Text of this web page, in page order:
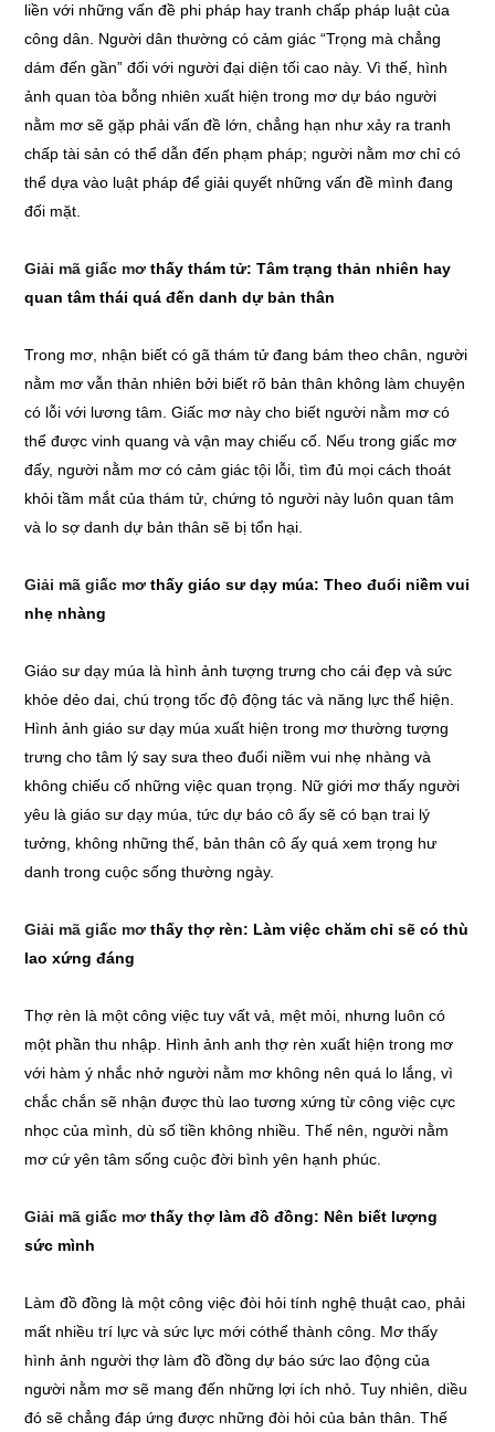
liền với những vấn đề phi pháp hay tranh chấp pháp luật của
công dân. Người dân thường có cảm giác “Trọng mà chẳng
dám đến gần” đối với người đại diện tối cao này. Vì thế, hình
ảnh quan tòa bỗng nhiên xuất hiện trong mơ dự báo người
nằm mơ sẽ gặp phải vấn đề lớn, chẳng hạn như xảy ra tranh
chấp tài sản có thể dẫn đến phạm pháp; người nằm mơ chỉ có
thể dựa vào luật pháp để giải quyết những vấn đề mình đang
đối mặt.
Giải mã giấc mơthấy thám tử: Tâm trạng thản nhiên hay
quan tâm thái quá đến danh dự bản thân
Trong mơ, nhận biết có gã thám tử đang bám theo chân, người
nằm mơ vẫn thản nhiên bởi biết rõ bản thân không làm chuyện
có lỗi với lương tâm. Giấc mơ này cho biết người nằm mơ có
thể được vinh quang và vận may chiếu cố. Nếu trong giấc mơ
đấy, người nằm mơ có cảm giác tội lỗi, tìm đủ mọi cách thoát
khỏi tầm mắt của thám tử, chứng tỏ người này luôn quan tâm
và lo sợ danh dự bản thân sẽ bị tổn hại.
Giải mã giấc mơthấy giáo sư dạy múa: Theo đuổi niềm vui
nhẹ nhàng
Giáo sư dạy múa là hình ảnh tượng trưng cho cái đẹp và sức
khỏe dẻo dai, chú trọng tốc độ động tác và năng lực thể hiện.
Hình ảnh giáo sư dạy múa xuất hiện trong mơ thường tượng
trưng cho tâm lý say sưa theo đuổi niềm vui nhẹ nhàng và
không chiếu cố những việc quan trọng. Nữ giới mơ thấy người
yêu là giáo sư dạy múa, tức dự báo cô ấy sẽ có bạn trai lý
tưởng, không những thế, bản thân cô ấy quá xem trọng hư
danh trong cuộc sống thường ngày.
Giải mã giấc mơthấy thợ rèn: Làm việc chăm chỉ sẽ có thù
lao xứng đáng
Thợ rèn là một công việc tuy vất vả, mệt mỏi, nhưng luôn có
một phần thu nhập. Hình ảnh anh thợ rèn xuất hiện trong mơ
với hàm ý nhắc nhở người nằm mơ không nên quá lo lắng, vì
chắc chắn sẽ nhận được thù lao tương xứng từ công việc cực
nhọc của mình, dù số tiền không nhiều. Thế nên, người nằm
mơ cứ yên tâm sống cuộc đời bình yên hạnh phúc.
Giải mã giấc mơthấy thợ làm đồ đồng: Nên biết lượng
sức mình
Làm đồ đồng là một công việc đòi hỏi tính nghệ thuật cao, phải
mất nhiều trí lực và sức lực mới cóthể thành công. Mơ thấy
hình ảnh người thợ làm đồ đồng dự báo sức lao động của
người nằm mơ sẽ mang đến những lợi ích nhỏ. Tuy nhiên, diều
đó sẽ chẳng đáp ứng được những đòi hỏi của bản thân. Thế